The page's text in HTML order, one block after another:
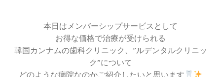
本日はメンバーシップサービスとして
お得な価格で治療が受けられる
韓国カンナムの歯科クリニック、”ルデンタルクリニッ
ク”について
どのような病院なのかご紹介したいと思います